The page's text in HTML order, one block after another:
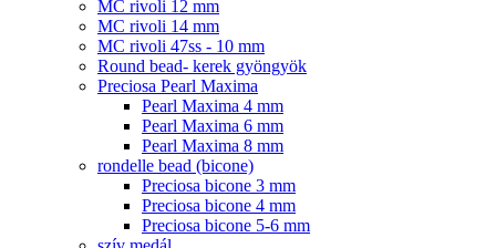
MC rivoli 12 mm
MC rivoli 14 mm
MC rivoli 47ss - 10 mm
Round bead- kerek gyöngyök
Preciosa Pearl Maxima
Pearl Maxima 4 mm
Pearl Maxima 6 mm
Pearl Maxima 8 mm
rondelle bead (bicone)
Preciosa bicone 3 mm
Preciosa bicone 4 mm
Preciosa bicone 5-6 mm